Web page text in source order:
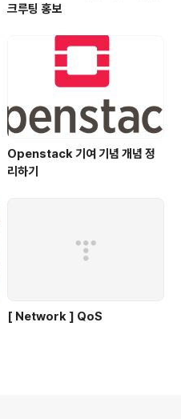
크루팅 홍보
Openstack 기여 기념 개념 정
리하기
[ Network ] QoS